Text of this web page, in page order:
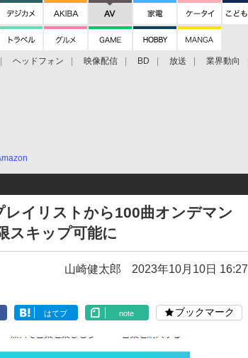
ヘッドフォン 映像配信 BD 放送 業界動向
イリストから100曲オンデマン
スキップ可能に
山崎健太郎 2023年10月10日 16:27
はてブ note ブックマーク